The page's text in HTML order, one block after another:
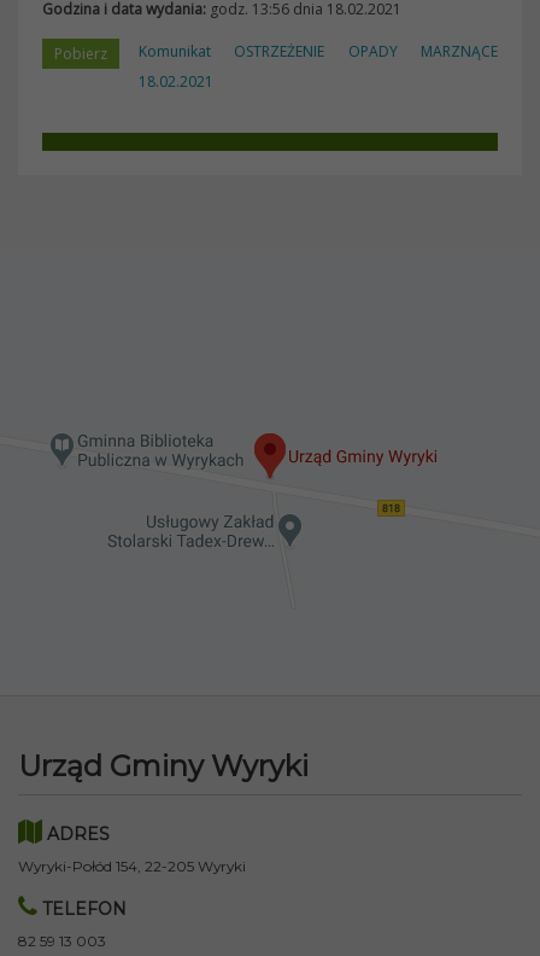
Godzina i data wydania: godz. 13:56 dnia 18.02.2021
Komunikat OSTRZEŻENIE OPADY MARZNĄCE
18.02.2021
Urząd Gminy Wyryki
ADRES
Wyryki-Połód 154, 22-205 Wyryki
TELEFON
82 59 13 003